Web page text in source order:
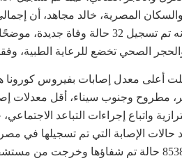
المصرية، خالد مجاهد، أن
مصر، وصل إلى 8538 حالة، وأنه تم تسجيل
الصحي تخضع للرعاية الطبية،
أعلى معدل إصابات بفيروس كورونا هي
مطروح وجنوب سيناء، أقل معدلات
واتباع إجراءات التباعد